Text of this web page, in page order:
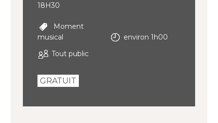
18H30
Moment
musical
environ 1h00
Tout public
GRATUIT